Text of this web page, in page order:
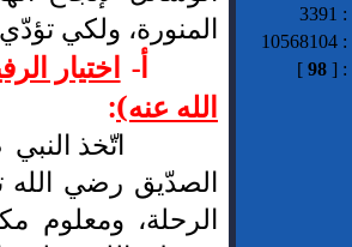
المنورة، ولكي
أ- اختيار
الله عنه):
اتّخذ
الصدّيق رضي الله
الرحلة، ومعلوم
3391 :
10568104 :
[
98
] :